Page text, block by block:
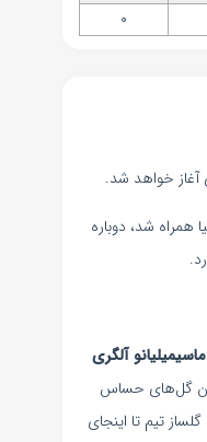
0
چرا که این دو تیم چهار ماه پس از تقابلشان در جام حذفی ملی، که با پیروزی ۱-۰ بولونیا همراه شد، دوباره
ماسیمیلیانو آلگری
گل‌های حساس
تیم تا اینجای